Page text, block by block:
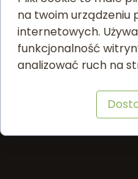
na twoim urządzeniu
internetowych.
funkcjonalność
analizować ruch na